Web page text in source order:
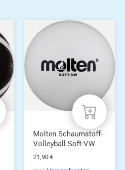
Molten Schaumstoff-
Volleyball Soft-VW
21,90 €